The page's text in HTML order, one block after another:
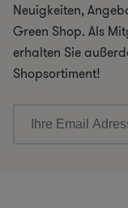
Neuigkeiten,
Green Shop. Als
erhalten Sie
Shopsortiment!